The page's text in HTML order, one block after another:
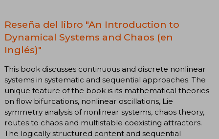
Reseña del libro "An Introduction to
Dynamical Systems and Chaos (en
Inglés)"
This book discusses continuous and discrete nonlinear
systems in systematic and sequential approaches. The
unique feature of the book is its mathematical theories
on flow bifurcations, nonlinear oscillations, Lie
symmetry analysis of nonlinear systems, chaos theory,
routes to chaos and multistable coexisting attractors.
The logically structured content and sequential